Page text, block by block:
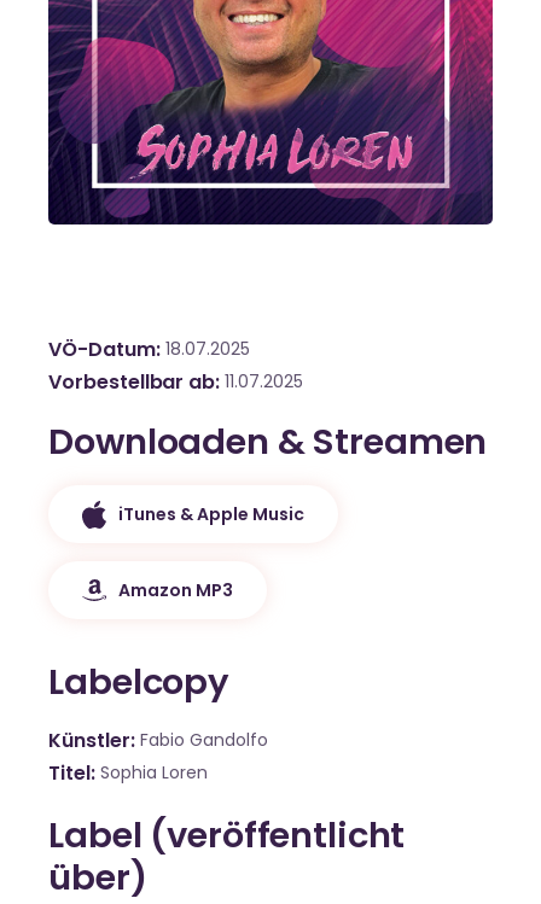
VÖ-Datum 18.07.2025
Vorbestellbar ab 11.07.2025
Downloaden & Streamen
iTunes & Apple Music
Amazon MP3
Labelcopy
Künstler Fabio Gandolfo
Titel Sophia Loren
Label (veröffentlicht
über)